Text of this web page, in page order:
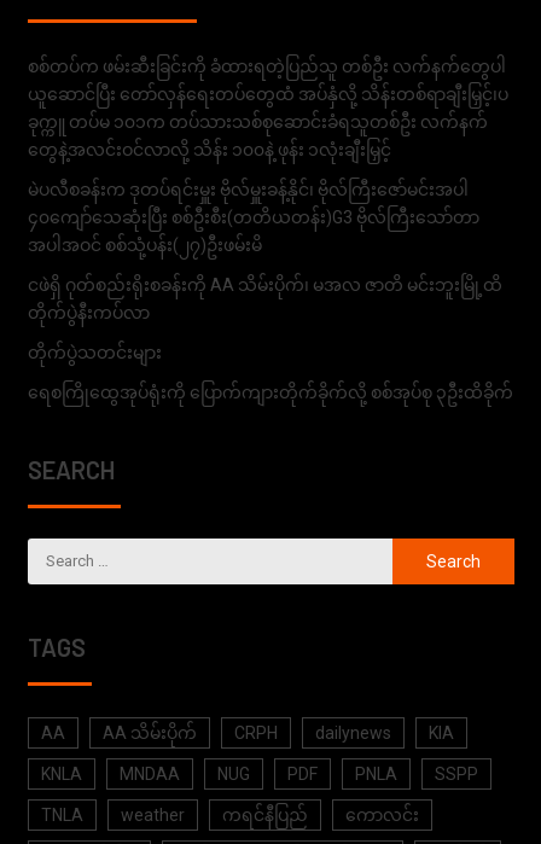
စစ်တပ်က ဖမ်းဆီးခြင်းကို ခံထားရတဲ့ပြည်သူ တစ်ဦး လက်နက်တွေပါ
ယူဆောင်ပြီး တော်လှန်ရေးတပ်တွေထံ အပ်နှံလို့ သိန်းတစ်ရာချီးမြှင့်၊ပ
ခုက္ကူ တပ်မ ၁၀၁က တပ်သားသစ်စုဆောင်းခံရသူတစ်ဦး လက်နက်
တွေနဲ့အလင်းဝင်လာလို့ သိန်း ၁၀၀နဲ့ ဖုန်း ၁လုံးချီးမြှင့်
မဲပလီစခန်းက ဒုတပ်ရင်းမှူး ဗိုလ်မှူးခန့်နိုင်၊ ဗိုလ်ကြီးဇော်မင်းအပါ
၄၀ကျော်သေဆုံးပြီး စစ်ဦးစီး(တတိယတန်း)G3 ဗိုလ်ကြီးသော်တာ
အပါအဝင် စစ်သုံ့ပန်း(၂၇)ဦးဖမ်းမိ
ငဖဲရှိ ဂုတ်စည်းရိုးစခန်းကို AA သိမ်းပိုက်၊ မအလ ဇာတိ မင်းဘူးမြို့ထိ
တိုက်ပွဲနီးကပ်လာ
တိုက်ပွဲသတင်းများ
ရေစကြိုထွေအုပ်ရုံးကို ပြောက်ကျားတိုက်ခိုက်လို့ စစ်အုပ်စု ၃ဦးထိခိုက်
SEARCH
TAGS
AA AA သိမ်းပိုက် CRPH dailynews KIA
KNLA MNDAA NUG PDF PNLA SSPP
TNLA weather ကရင်နီပြည် ကောလင်း